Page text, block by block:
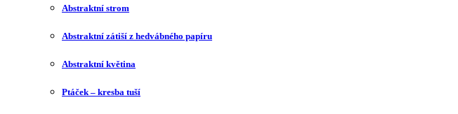
Abstraktní strom
Abstraktní zátiší z hedvábného papíru
Abstraktní květina
Ptáček – kresba tuší